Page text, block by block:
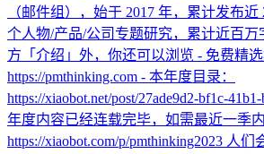
（邮件组），始于 2017 年，累计发布
个人物/产品/公司专题研究，累计近百
方「介绍」外，你还可以浏览 - 免费精选
https://pmthinking.com - 本年度目录：
https://xiaobot.net/post/27ade9d2-bf1c-
年度内容已经连载完毕，如需最近一季
https://xiaobot.com/p/pmthinking2023 人